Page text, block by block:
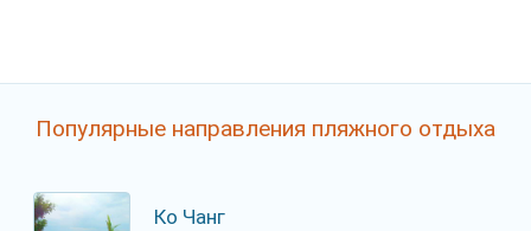
Популярные направления пляжного отдыха
Ко Чанг